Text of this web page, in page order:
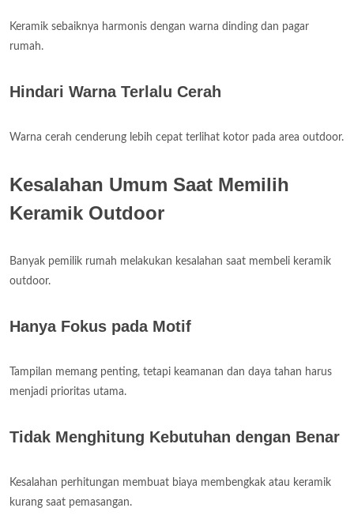
Keramik sebaiknya harmonis dengan warna dinding dan pagar
rumah.
Hindari Warna Terlalu Cerah
Warna cerah cenderung lebih cepat terlihat kotor pada area outdoor.
Kesalahan Umum Saat Memilih
Keramik Outdoor
Banyak pemilik rumah melakukan kesalahan saat membeli keramik
outdoor.
Hanya Fokus pada Motif
Tampilan memang penting, tetapi keamanan dan daya tahan harus
menjadi prioritas utama.
Tidak Menghitung Kebutuhan dengan Benar
Kesalahan perhitungan membuat biaya membengkak atau keramik
kurang saat pemasangan.